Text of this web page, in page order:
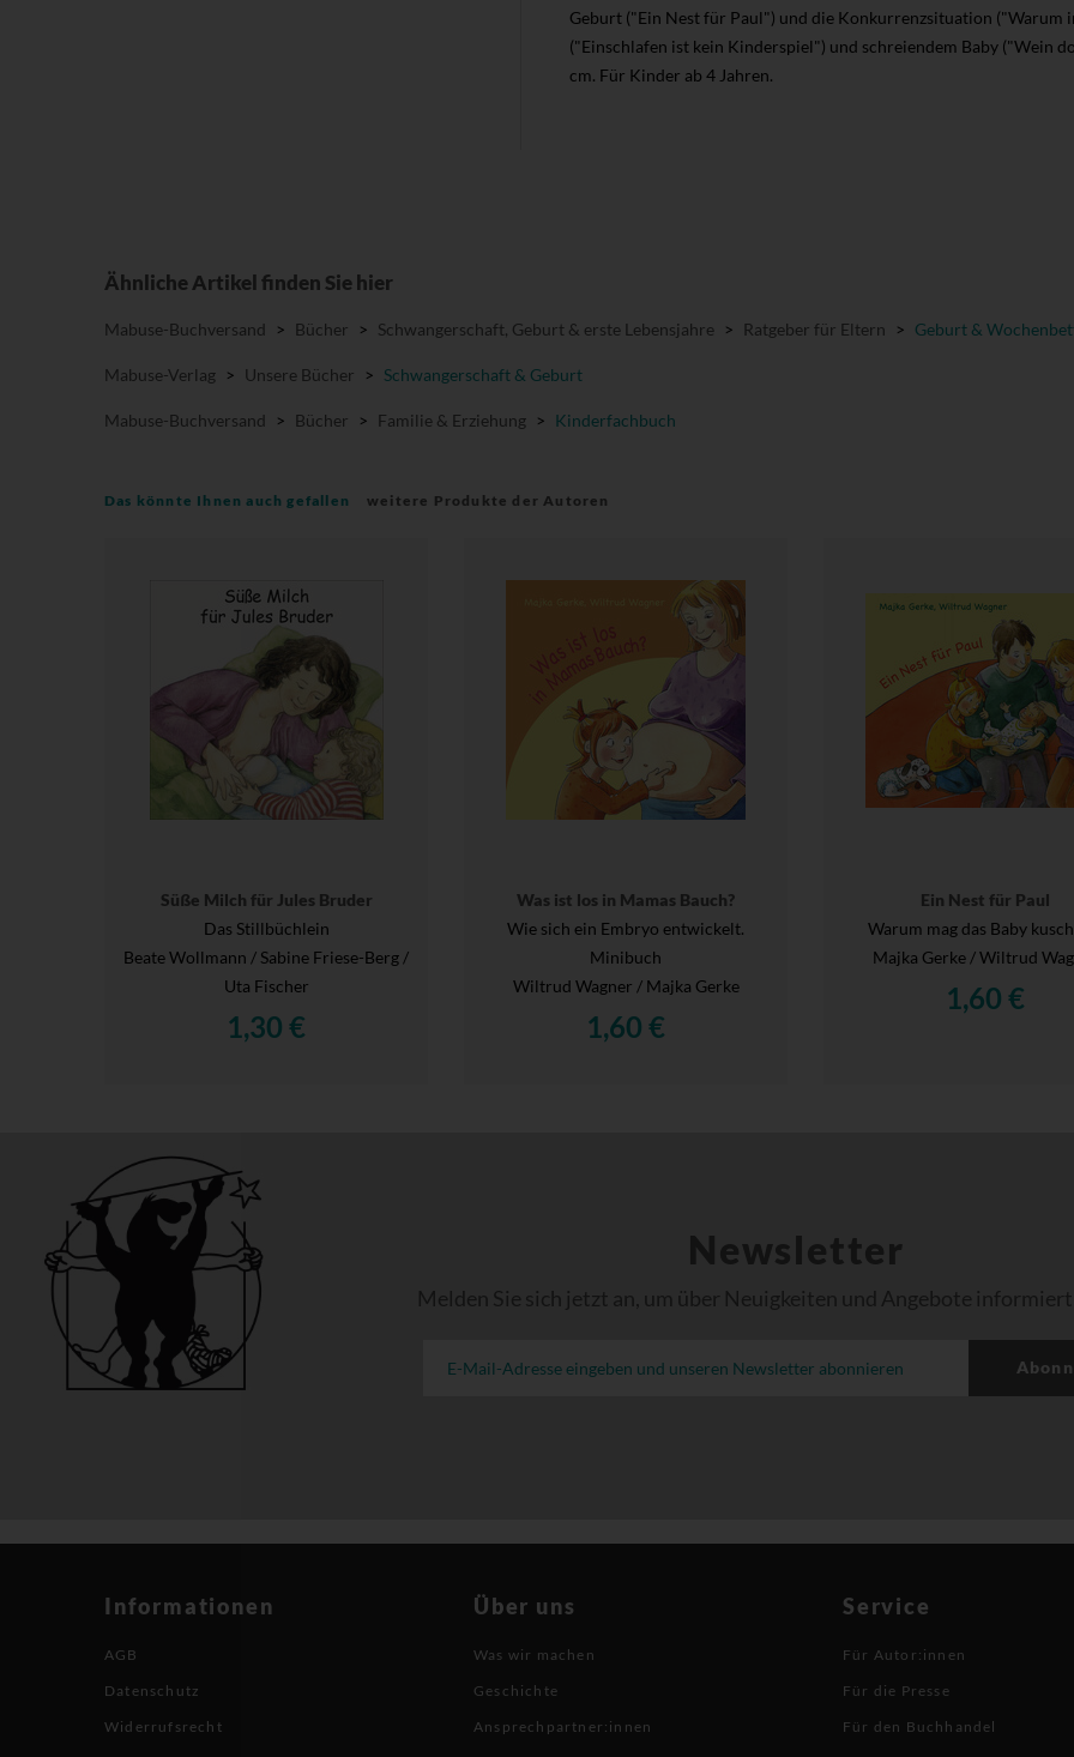
Geburt ("Ein Nest für Paul") und die Konkurrenzsituation ("Warum
("Einschlafen ist kein Kinderspiel") und schreiendem Baby ("Wein
cm. Für Kinder ab 4 Jahren.
Ähnliche Artikel finden Sie hier
Mabuse-Buchversand > Bücher > Schwangerschaft, Geburt & erste Lebensjahre > Ratgeber für Eltern > Geburt &
Mabuse-Verlag > Unsere Bücher > Schwangerschaft & Geburt
Mabuse-Buchversand > Bücher > Familie & Erziehung > Kinderfachbuch
Das könnte Ihnen auch gefallen weitere Produkte der Autoren
Süße Milch für Jules Bruder
Das Stillbüchlein
Beate Wollmann / Sabine Friese-Berg /
Uta Fischer
1,30 €
Was ist los in Mamas Bauch?
Wie sich ein Embryo entwickelt.
Minibuch
Wiltrud Wagner / Majka Gerke
1,60 €
Ein Nest für Paul
Warum mag das Baby
Majka Gerke / Wiltrud
1,60 €
Newsletter
Melden Sie sich jetzt an, um über Neuigkeiten und Angebote
Informationen
AGB
Datenschutz
Widerrufsrecht
Über uns
Was wir machen
Geschichte
Ansprechpartner:innen
Service
Für Autor:innen
Für die Presse
Für den Buchhandel